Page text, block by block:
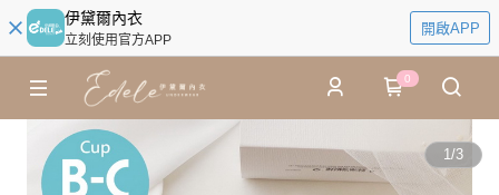
伊黛爾內衣
立刻使用官方APP
開啟APP
0
1/3